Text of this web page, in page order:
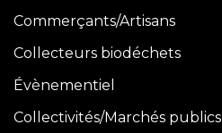
Commerçants/Artisans
Collecteurs biodéchets
Évènementiel
Collectivités/Marchés publics